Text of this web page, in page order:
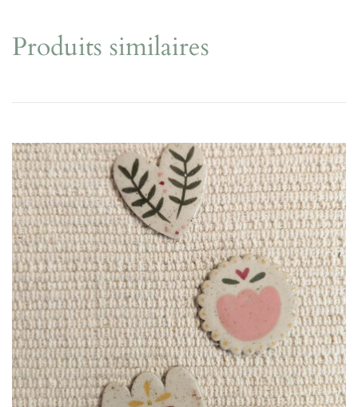
Produits similaires